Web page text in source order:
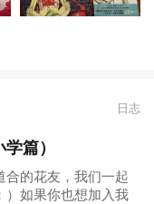
日志
篇）
合的花友，我们一起
）如果你也想加入我